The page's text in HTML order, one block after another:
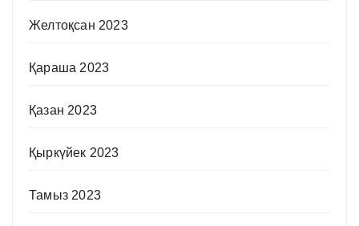
Желтоқсан 2023
Қараша 2023
Қазан 2023
Қыркүйек 2023
Тамыз 2023